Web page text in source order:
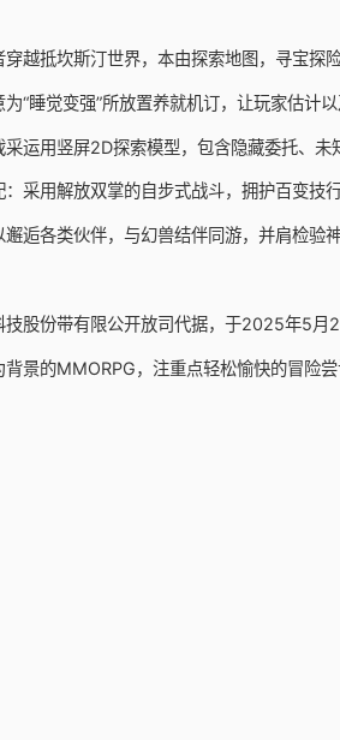
越抵坎斯汀世界，本由探索地图，寻宝探
“睡觉变强”所放置养就机订，让玩家估计
采运用竖屏2D探索模型，包含隐藏委托、
采用解放双掌的自步式战斗，拥护百变技
逅各类伙伴，与幻兽结伴同游，并肩检验
技股份带有限公开放司代据，于2025年5
背景的MMORPG，注重点轻松愉快的冒险